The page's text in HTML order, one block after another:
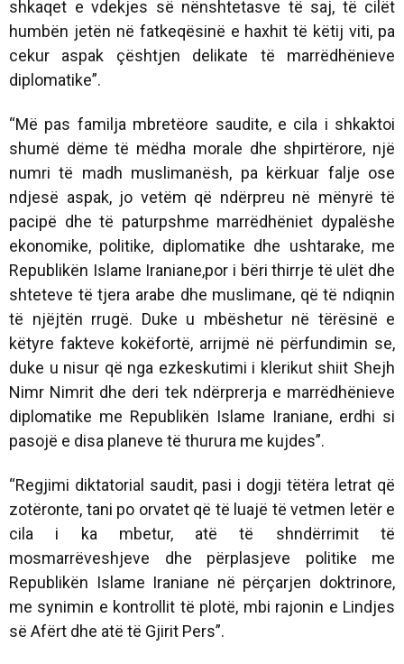
shkaqet e vdekjes së nënshtetasve të saj, të cilët
humbën jetën në fatkeqësinë e haxhit të këtij viti, pa
cekur aspak çështjen delikate të marrëdhënieve
diplomatike”.
“Më pas familja mbretëore saudite, e cila i shkaktoi
shumë dëme të mëdha morale dhe shpirtërore, një
numri të madh muslimanësh, pa kërkuar falje ose
ndjesë aspak, jo vetëm që ndërpreu në mënyrë të
pacipë dhe të paturpshme marrëdhëniet dypalëshe
ekonomike, politike, diplomatike dhe ushtarake, me
Republikën Islame Iraniane,por i bëri thirrje të ulët dhe
shteteve të tjera arabe dhe muslimane, që të ndiqnin
të njëjtën rrugë. Duke u mbëshetur në tërësinë e
këtyre fakteve kokëfortë, arrijmë në përfundimin se,
duke u nisur që nga ezkeskutimi i klerikut shiit Shejh
Nimr Nimrit dhe deri tek ndërprerja e marrëdhënieve
diplomatike me Republikën Islame Iraniane, erdhi si
pasojë e disa planeve të thurura me kujdes”.
“Regjimi diktatorial saudit, pasi i dogji tëtëra letrat që
zotëronte, tani po orvatet që të luajë të vetmen letër e
cila i ka mbetur, atë të shndërrimit të
mosmarrëveshjeve dhe përplasjeve politike me
Republikën Islame Iraniane në përçarjen doktrinore,
me synimin e kontrollit të plotë, mbi rajonin e Lindjes
së Afërt dhe atë të Gjirit Pers”.